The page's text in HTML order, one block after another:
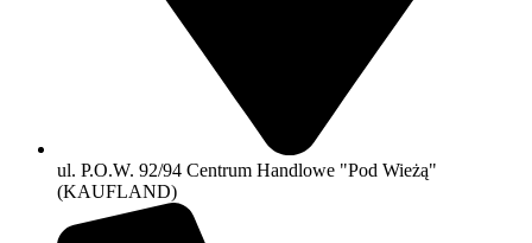
ul. P.O.W. 92/94 Centrum Handlowe "Pod Wieżą"
(KAUFLAND)